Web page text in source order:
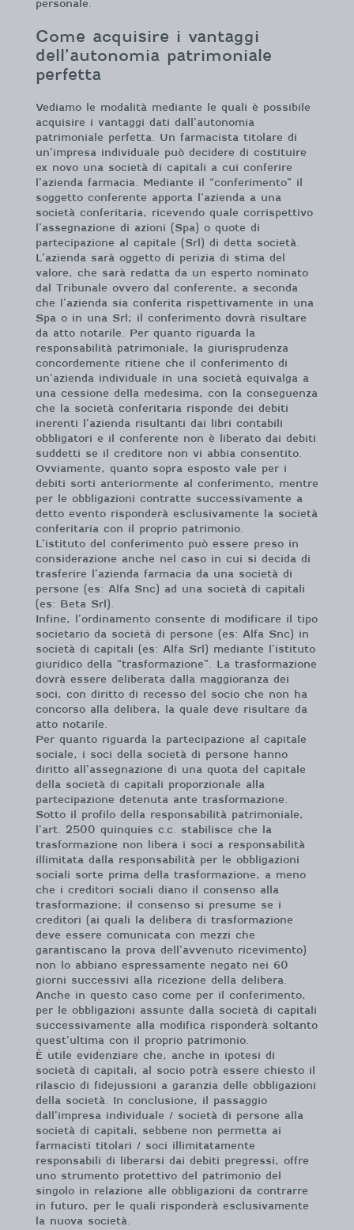
personale.
Come acquisire i vantaggi
dell’autonomia patrimoniale
perfetta
Vediamo le modalità mediante le quali è possibile
acquisire i vantaggi dati dall’autonomia
patrimoniale perfetta. Un farmacista titolare di
un’impresa individuale può decidere di costituire
ex novo una società di capitali a cui conferire
l’azienda farmacia. Mediante il “conferimento” il
soggetto conferente apporta l’azienda a una
società conferitaria, ricevendo quale corrispettivo
l’assegnazione di azioni (Spa) o quote di
partecipazione al capitale (Srl) di detta società.
L’azienda sarà oggetto di perizia di stima del
valore, che sarà redatta da un esperto nominato
dal Tribunale ovvero dal conferente, a seconda
che l’azienda sia conferita rispettivamente in una
Spa o in una Srl; il conferimento dovrà risultare
da atto notarile. Per quanto riguarda la
responsabilità patrimoniale, la giurisprudenza
concordemente ritiene che il conferimento di
un’azienda individuale in una società equivalga a
una cessione della medesima, con la conseguenza
che la società conferitaria risponde dei debiti
inerenti l’azienda risultanti dai libri contabili
obbligatori e il conferente non è liberato dai debiti
suddetti se il creditore non vi abbia consentito.
Ovviamente, quanto sopra esposto vale per i
debiti sorti anteriormente al conferimento, mentre
per le obbligazioni contratte successivamente a
detto evento risponderà esclusivamente la società
conferitaria con il proprio patrimonio.
L’istituto del conferimento può essere preso in
considerazione anche nel caso in cui si decida di
trasferire l’azienda farmacia da una società di
persone (es: Alfa Snc) ad una società di capitali
(es: Beta Srl).
Infine, l’ordinamento consente di modificare il tipo
societario da società di persone (es: Alfa Snc) in
società di capitali (es: Alfa Srl) mediante l’istituto
giuridico della “trasformazione”. La trasformazione
dovrà essere deliberata dalla maggioranza dei
soci, con diritto di recesso del socio che non ha
concorso alla delibera, la quale deve risultare da
atto notarile.
Per quanto riguarda la partecipazione al capitale
sociale, i soci della società di persone hanno
diritto all’assegnazione di una quota del capitale
della società di capitali proporzionale alla
partecipazione detenuta ante trasformazione.
Sotto il profilo della responsabilità patrimoniale,
l’art. 2500 quinquies c.c. stabilisce che la
trasformazione non libera i soci a responsabilità
illimitata dalla responsabilità per le obbligazioni
sociali sorte prima della trasformazione, a meno
che i creditori sociali diano il consenso alla
trasformazione; il consenso si presume se i
creditori (ai quali la delibera di trasformazione
deve essere comunicata con mezzi che
garantiscano la prova dell’avvenuto ricevimento)
non lo abbiano espressamente negato nei 60
giorni successivi alla ricezione della delibera.
Anche in questo caso come per il conferimento,
per le obbligazioni assunte dalla società di capitali
successivamente alla modifica risponderà soltanto
quest’ultima con il proprio patrimonio.
È utile evidenziare che, anche in ipotesi di
società di capitali, al socio potrà essere chiesto il
rilascio di fidejussioni a garanzia delle obbligazioni
della società. In conclusione, il passaggio
dall’impresa individuale / società di persone alla
società di capitali, sebbene non permetta ai
farmacisti titolari / soci illimitatamente
responsabili di liberarsi dai debiti pregressi, offre
uno strumento protettivo del patrimonio del
singolo in relazione alle obbligazioni da contrarre
in futuro, per le quali risponderà esclusivamente
la nuova società.